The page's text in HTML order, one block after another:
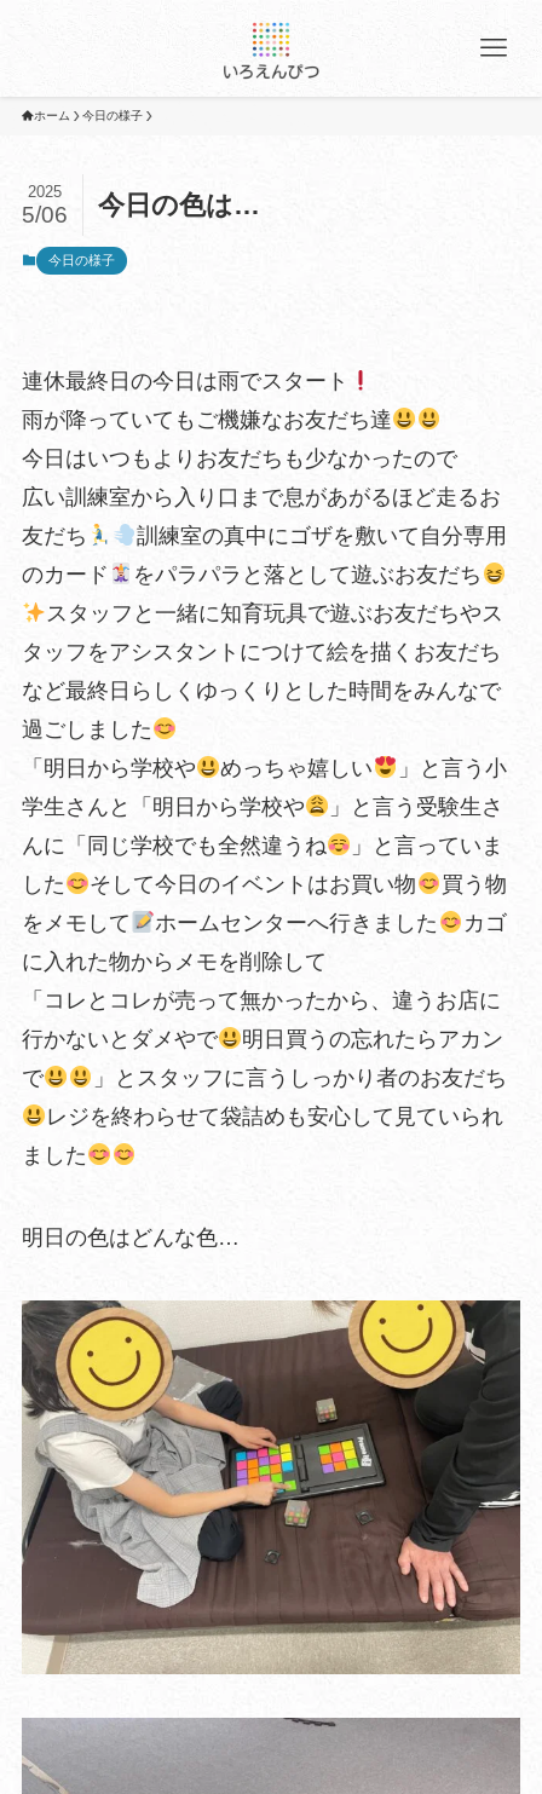
ホーム 今日の様子
今日の色は…
2025
5/06
今日の様子
連休最終日の今日は雨でスタート
雨が降っていてもご機嫌なお友だち達
今日はいつもよりお友だちも少なかったので
広い訓練室から入り口まで息があがるほど走るお
友だち
訓練室の真中にゴザを敷いて自分専用
のカード
をパラパラと落として遊ぶお友だち
スタッフと一緒に知育玩具で遊ぶお友だちやス
タッフをアシスタントにつけて絵を描くお友だち
など最終日らしくゆっくりとした時間をみんなで
過ごしました
「明日から学校や
めっちゃ嬉しい
」と言う小
学生さんと「明日から学校や
」と言う受験生さ
んに「同じ学校でも全然違うね
」と言っていま
した
そして今日のイベントはお買い物
買う物
をメモして
ホームセンターへ行きました
カゴ
に入れた物からメモを削除して
「コレとコレが売って無かったから、違うお店に
行かないとダメやで
明日買うの忘れたらアカン
で
」とスタッフに言うしっかり者のお友だち
レジを終わらせて袋詰めも安心して見ていられ
ました
明日の色はどんな色…